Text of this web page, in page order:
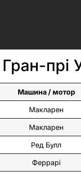
Гран-
Машина / мотор
Макларен
Макларен
Ред Булл
Феррарі